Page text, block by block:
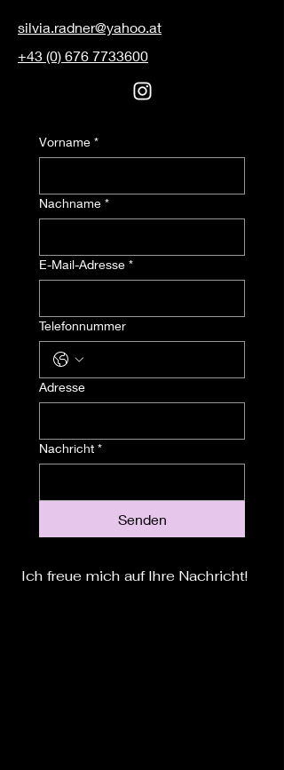
silvia.radner@yahoo.at
+43 (0) 676 7733600
Vorname *
Nachname *
E-Mail-Adresse *
Telefonnummer
Adresse
Nachricht *
Senden
Ich freue mich auf Ihre Nachricht!